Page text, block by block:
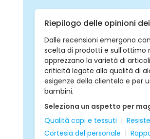
Riepilogo delle opinioni
Dalle recensioni emergono
scelta di prodotti e sull'ottimo
apprezzano la varietà di
criticità legate alla qualità di
esigenze della clientela e per
bambini.
Seleziona un aspetto per
Qualità capi e tessuti
Cortesia del personale